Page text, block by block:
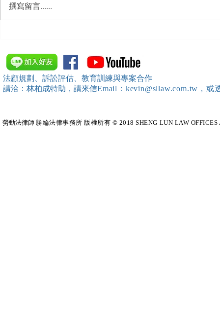
中、南等地辦理（職場霸凌防
治教育訓練）課程 邀請本所律
師團隊擔任講師，課程圓滿完
成~*
撰寫留言......
法顧規劃、訴訟評估、教育訓練與專案合作
請洽：林柏成特助 ，請來信Email：kevin@sllaw.com.tw，
勞動法律師​ 勝綸法律事務所 版權所有 © 2018 SHENG LUN LAW